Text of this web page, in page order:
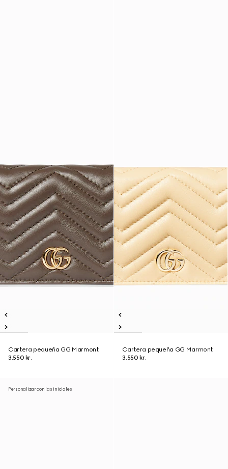
Cartera pequeña GG Marmont
3.550 kr.
Cartera pequeña GG Marmont
3.550 kr.
Personalizar con las iniciales